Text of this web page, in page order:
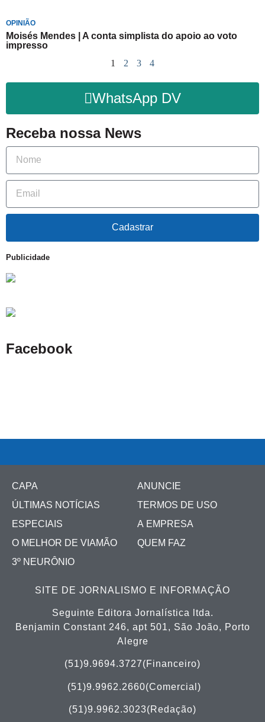
OPINIÃO
Moisés Mendes | A conta simplista do apoio ao voto
impresso
1
2 3 4
WhatsApp DV
Receba nossa News
Cadastrar
Publicidade
Facebook
CAPA
ÚLTIMAS NOTÍCIAS
ESPECIAIS
O MELHOR DE VIAMÃO
3º NEURÔNIO
ANUNCIE
TERMOS DE USO
A EMPRESA
QUEM FAZ
SITE DE JORNALISMO E INFORMAÇÃO
Seguinte Editora Jornalística ltda.
Benjamin Constant 246, apt 501, São João, Porto
Alegre
(51)9.9694.3727(Financeiro)
(51)9.9962.2660(Comercial)
(51)9.9962.3023(Redação)